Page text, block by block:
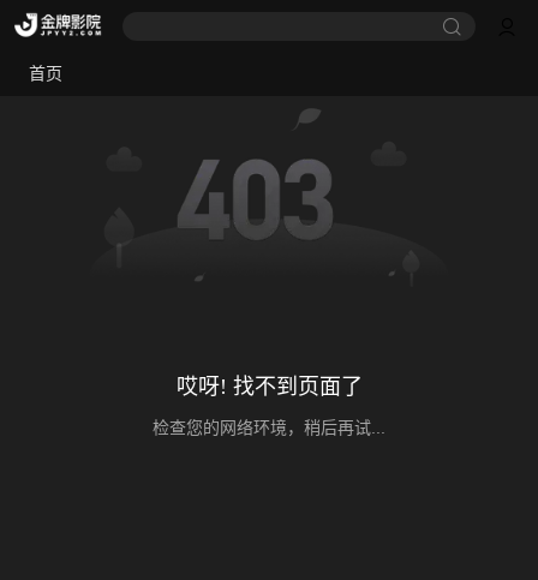
首页
哎呀! 找不到页面了
检查您的网络环境，稍后再试...